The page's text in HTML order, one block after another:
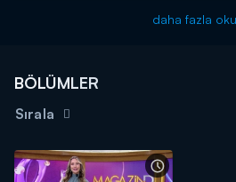
daha fazla oku
BÖLÜMLER
Sırala